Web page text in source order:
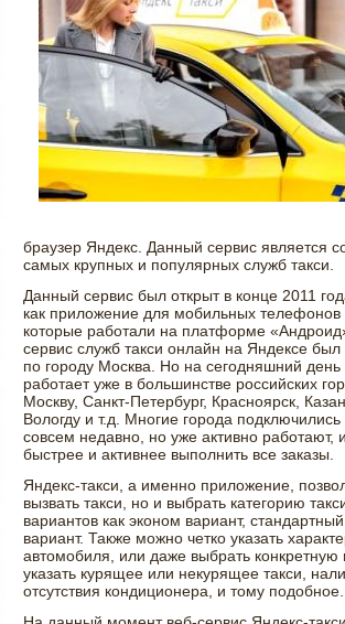
браузер Яндекс. Данный сервис является
самых крупных и популярных служб такси.
Данный сервис был открыт в конце 2011
как приложение для мобильных телефонов
которые работали на платформе
сервис служб такси онлайн на Яндексе
по городу Москва. Но на сегодняшний день
работает уже в большинстве российских
Москву, Санкт-Петербург, Красноярск,
Вологду и т.д. Многие города подключились
совсем недавно, но уже активно работают,
быстрее и активнее выполнить все заказы.
Яндекс-такси, а именно приложение,
вызвать такси, но и выбрать категорию
вариантов как эконом вариант,
вариант. Также можно четко указать
автомобиля, или даже выбрать
указать курящее или некурящее такси,
отсутствия кондиционера, и тому подобное.